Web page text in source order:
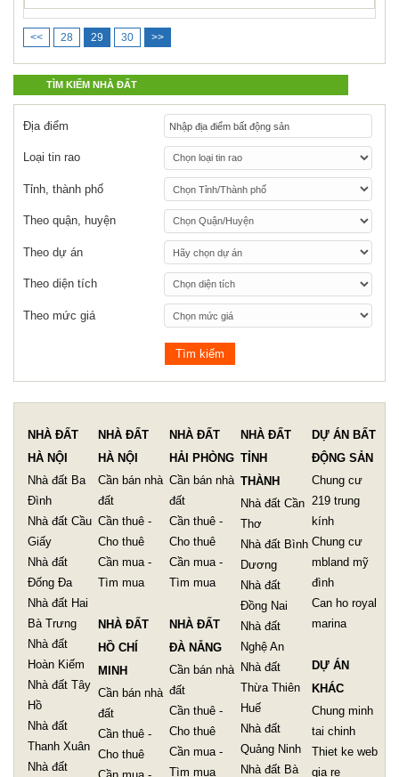
<< 28 29 30 >>
TÌM KIẾM NHÀ ĐẤT
Địa điểm
Loại tin rao
Tỉnh, thành phố
Theo quận, huyện
Theo dự án
Theo diện tích
Theo mức giá
NHÀ ĐẤT
HÀ NỘI
Nhà đất Ba
Đình
Nhà đất Cầu
Giấy
Nhà đất
Đống Đa
Nhà đất Hai
Bà Trưng
Nhà đất
Hoàn Kiếm
Nhà đất Tây
Hồ
Nhà đất
Thanh Xuân
Nhà đất
NHÀ ĐẤT
HÀ NỘI
Cần bán nhà
đất
Cần thuê -
Cho thuê
Cần mua -
Tìm mua
NHÀ ĐẤT
HỒ CHÍ
MINH
Cần bán nhà
đất
Cần thuê -
Cho thuê
NHÀ ĐẤT
HẢI PHÒNG
Cần bán nhà
đất
Cần thuê -
Cho thuê
Cần mua -
Tìm mua
NHÀ ĐẤT
ĐÀ NẴNG
Cần bán nhà
đất
Cần thuê -
Cho thuê
Cần mua -
Tìm mua
NHÀ ĐẤT
TỈNH
THÀNH
Nhà đất Cần
Thơ
Nhà đất Bình
Dương
Nhà đất
Đồng Nai
Nhà đất
Nghệ An
Nhà đất
Thừa Thiên
Huế
Nhà đất
Quảng Ninh
Nhà đất Bà
DỰ ÁN BẤT
ĐỘNG SẢN
Chung cư
219 trung
kính
Chung cư
mbland mỹ
đình
Can ho royal
marina
DỰ ÁN
KHÁC
Chung minh
tai chinh
Thiet ke web
gia re